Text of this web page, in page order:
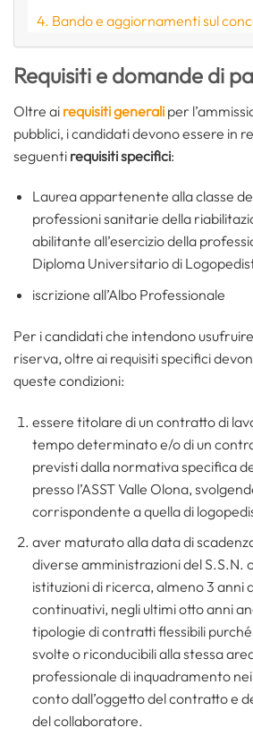
Bando e aggiornamenti sul
Requisiti e domande di
Oltre ai requisiti generali per
pubblici, i candidati devono essere in
seguenti requisiti specifici:
Laurea appartenente alla classe
professioni sanitarie della
abilitante all’esercizio della
Diploma Universitario di
iscrizione all’Albo Professionale
Per i candidati che intendono
riserva, oltre ai requisiti specifici
queste condizioni:
essere titolare di un contratto di
tempo determinato e/o di un
previsti dalla normativa specifica
presso l’ASST Valle Olona,
corrispondente a quella di
aver maturato alla data di
diverse amministrazioni del S.S.N.
istituzioni di ricerca, almeno 3 anni
continuativi, negli ultimi otto anni
tipologie di contratti flessibili
svolte o riconducibili alla stessa
professionale di inquadramento
conto dall’oggetto del contratto e
del collaboratore.